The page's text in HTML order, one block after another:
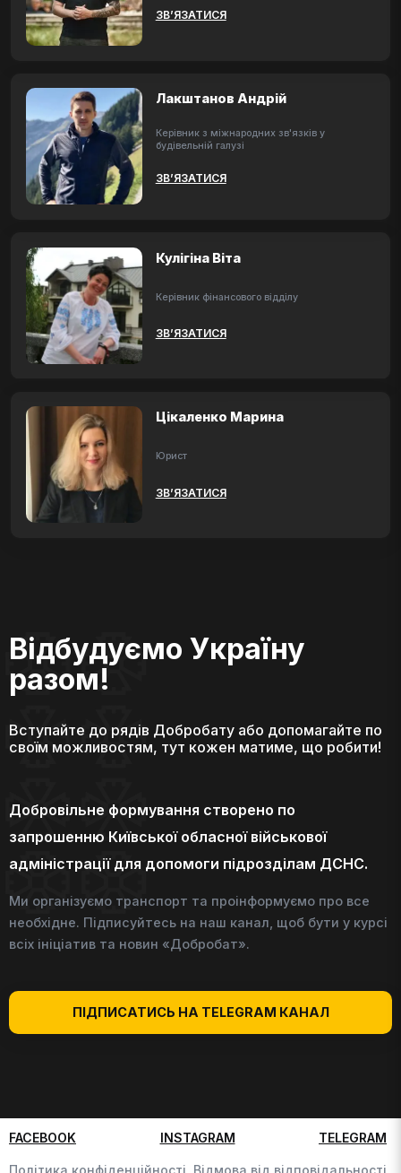
ЗВ’ЯЗАТИСЯ
Лакштанов Андрій
Керівник з міжнародних зв'язків у
будівельній галузі
ЗВ’ЯЗАТИСЯ
Кулігіна Віта
Керівник фінансового відділу
ЗВ’ЯЗАТИСЯ
Цікаленко Марина
Юрист
ЗВ’ЯЗАТИСЯ
Відбудуємо Україну
разом!
Вступайте до рядів Добробату або допомагайте по
своїм можливостям, тут кожен матиме, що робити!
Добровільне формування створено по
запрошенню Київської обласної військової
адміністрації для допомоги підрозділам ДСНС.
Ми організуємо транспорт та проінформуємо про все
необхідне. Підписуйтесь на наш канал, щоб бути у курсі
всіх ініціатив та новин «Добробат».
ПІДПИСАТИСЬ НА TELEGRAM КАНАЛ
FACEBOOK INSTAGRAM TELEGRAM
Політика конфіденційності, Відмова від відповідальності